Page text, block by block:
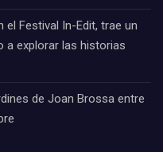
Festival In-Edit, trae un
a explorar las historias
de Joan Brossa entre